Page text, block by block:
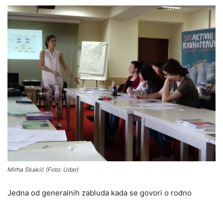
Mirha Skakić (Foto: Udar)
Jedna od generalnih zabluda kada se govori o rodno